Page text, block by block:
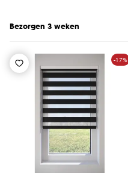
Bezorgen 3 weken
-17%